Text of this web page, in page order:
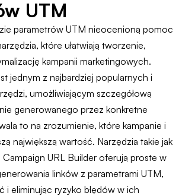
UTM
parametrów UTM nieocenioną pomoc
które ułatwiają tworzenie,
kampanii marketingowych.
jednym z najbardziej popularnych i
umożliwiającym szczegółową
generowanego przez konkretne
to na zrozumienie, które kampanie i
największą wartość. Narzędzia takie jak
URL Builder oferują proste w
linków z parametrami UTM,
i eliminując ryzyko błędów w ich